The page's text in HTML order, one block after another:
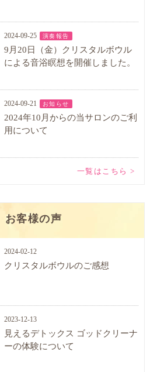
2024-09-25 演奏報告
9月20日（金）クリスタルボウル
による音浴瞑想を開催しました。
2024-09-21 お知らせ
2024年10月からの当サロンのご利
用について
一覧はこちら >
お客様の声
2024-02-12
クリスタルボウルのご感想
2023-12-13
見えるデトックス ゴッドクリーナ
ーの体験について